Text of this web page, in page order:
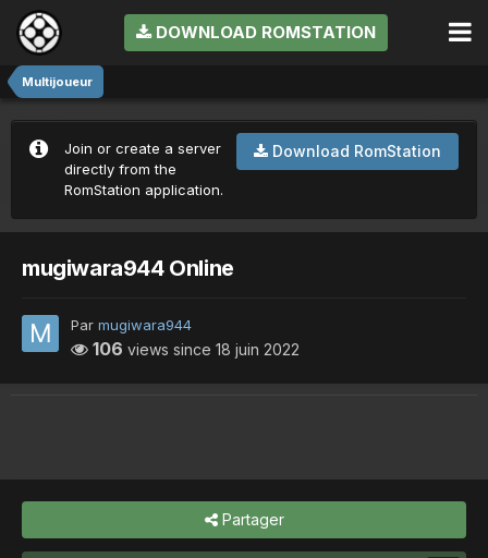
DOWNLOAD ROMSTATION
Multijoueur
Download RomStation
Join or create a server
directly from the
RomStation application.
mugiwara944 Online
Par mugiwara944
106 views since 18 juin 2022
Partager